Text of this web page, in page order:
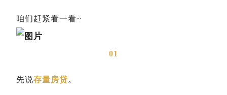
咱们赶紧看一看~
01
先说存量房贷。